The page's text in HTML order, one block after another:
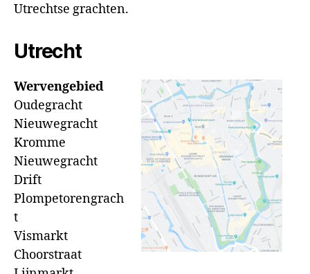
Utrechtse grachten.
Utrecht
Wervengebied
Oudegracht
Nieuwegracht
Kromme
Nieuwegracht
Drift
Plompetorengrach
t
Vismarkt
Choorstraat